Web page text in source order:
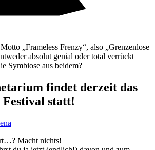
„Frameless Frenzy“, also „Grenzenlose
absolut genial oder total verrückt
Symbiose aus beidem?
findet derzeit das
Festival statt!
Macht nichts!